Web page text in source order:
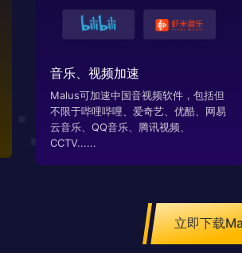
音乐、视频加速
Malus可加速中国音视频软件，包括但
不限于哔哩哔哩、爱奇艺、优酷、网易
云音乐、QQ音乐、腾讯视频、
CCTV......
立即下载